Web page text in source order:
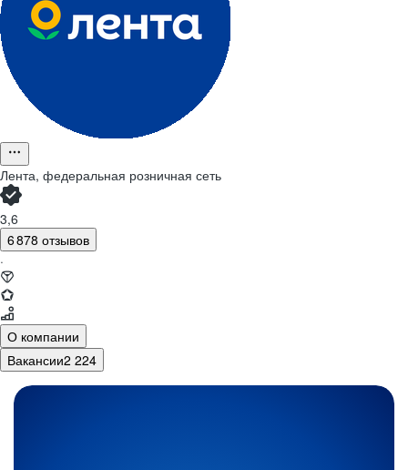
Лента, федеральная розничная сеть
3,6
6 878 отзывов
·
О компании
Вакансии2 224